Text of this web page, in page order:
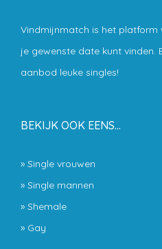
Vindmijnmatch is het platform
je gewenste date kunt vinden.
aanbod leuke singles!
BEKIJK OOK EENS…
» Single vrouwen
» Single mannen
» Shemale
» Gay